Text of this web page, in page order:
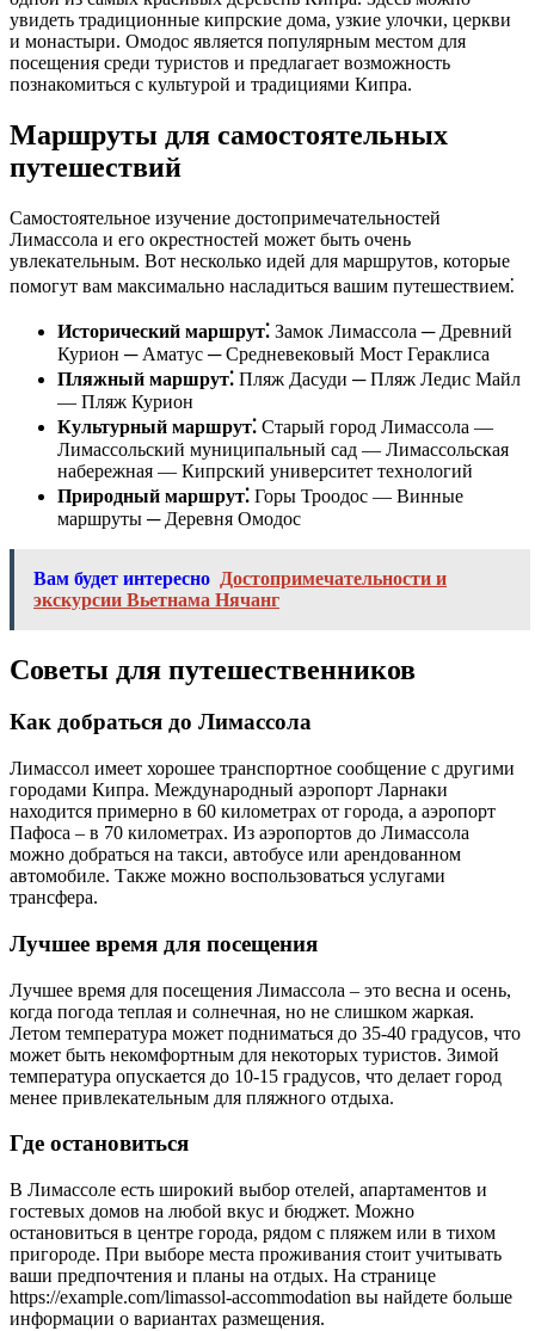
увидеть традиционные кипрские дома, узкие улочки, церкви
и монастыри. Омодос является популярным местом для
посещения среди туристов и предлагает возможность
познакомиться с культурой и традициями Кипра.
Маршруты для самостоятельных
путешествий
Самостоятельное изучение достопримечательностей
Лимассола и его окрестностей может быть очень
увлекательным. Вот несколько идей для маршрутов, которые
помогут вам максимально насладиться вашим путешествием⁚
Исторический маршрут⁚ Замок Лимассола ─ Древний
Курион ─ Аматус ─ Средневековый Мост Гераклиса
Пляжный маршрут⁚ Пляж Дасуди ─ Пляж Ледис Майл
— Пляж Курион
Культурный маршрут⁚ Старый город Лимассола —
Лимассольский муниципальный сад — Лимассольская
набережная — Кипрский университет технологий
Природный маршрут⁚ Горы Троодос — Винные
маршруты ─ Деревня Омодос
Вам будет интересно Достопримечательности и
экскурсии Вьетнама Нячанг
Советы для путешественников
Как добраться до Лимассола
Лимассол имеет хорошее транспортное сообщение с другими
городами Кипра. Международный аэропорт Ларнаки
находится примерно в 60 километрах от города, а аэропорт
Пафоса – в 70 километрах. Из аэропортов до Лимассола
можно добраться на такси, автобусе или арендованном
автомобиле. Также можно воспользоваться услугами
трансфера.
Лучшее время для посещения
Лучшее время для посещения Лимассола – это весна и осень,
когда погода теплая и солнечная, но не слишком жаркая.
Летом температура может подниматься до 35-40 градусов, что
может быть некомфортным для некоторых туристов. Зимой
температура опускается до 10-15 градусов, что делает город
менее привлекательным для пляжного отдыха.
Где остановиться
В Лимассоле есть широкий выбор отелей, апартаментов и
гостевых домов на любой вкус и бюджет. Можно
остановиться в центре города, рядом с пляжем или в тихом
пригороде. При выборе места проживания стоит учитывать
ваши предпочтения и планы на отдых. На странице
https://example.com/limassol-accommodation вы найдете больше
информации о вариантах размещения.